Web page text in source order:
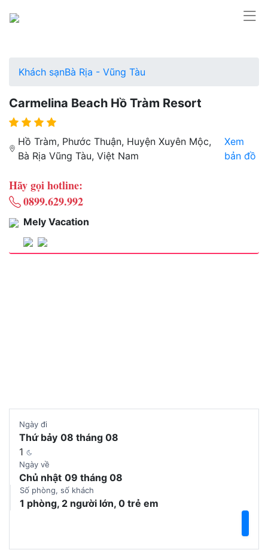
Khách sạnBà Rịa - Vũng Tàu
Carmelina Beach Hồ Tràm Resort
Hồ Tràm, Phước Thuận, Huyện Xuyên Mộc,
Bà Rịa Vũng Tàu, Việt Nam
Xem
bản đồ
Hãy gọi hotline:
0899.629.992
Mely Vacation
Ngày đi
Thứ bảy 08 tháng 08
1
Ngày về
Chủ nhật 09 tháng 08
Số phòng, số khách
1 phòng, 2 người lớn, 0 trẻ em